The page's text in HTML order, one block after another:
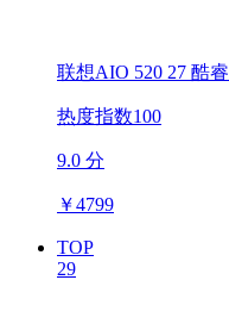
联想AIO 520 27 酷
热度指数100
9.0 分
￥4799
TOP
29